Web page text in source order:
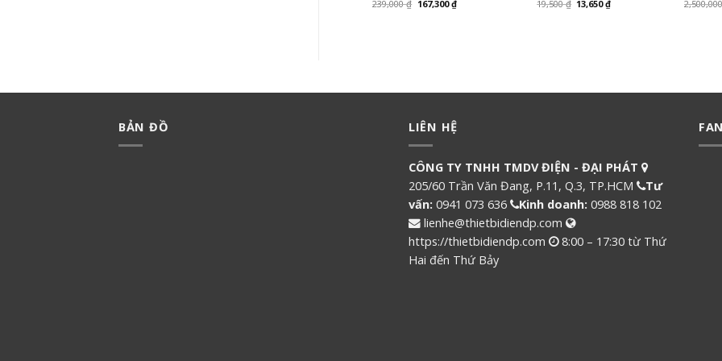
239,000₫ 167,300₫
19,500₫ 13,650₫
BẢN ĐỒ LIÊN HỆ
CÔNG TY TNHH TMDV ĐIỆN - ĐẠI PHÁT
205/60 Trần Văn Đang, P.11, Q.3, TP.HCM
Tư
vấn: 0941 073 636 Kinh doanh: 0988 818 102
lienhe@thietbidiendp.com
https://thietbidiendp.com
8:00 – 17:30 từ Thứ
Hai đến Thứ Bảy